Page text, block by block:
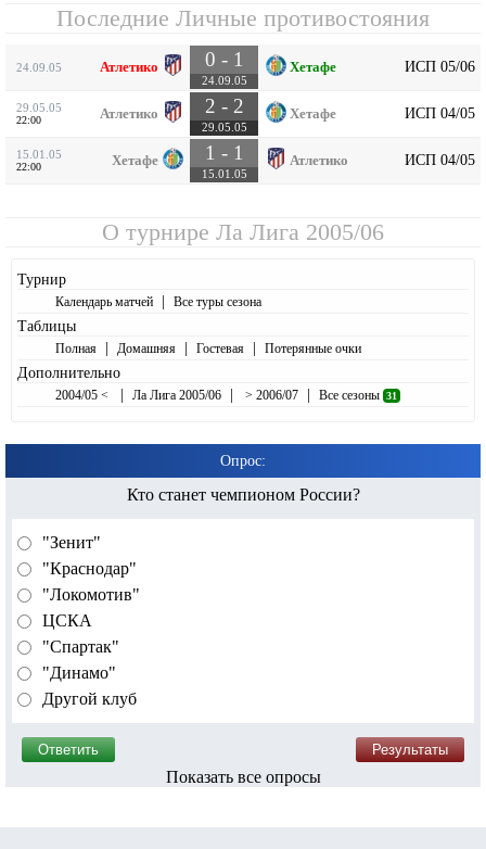
Последние Личные противостояния
24.09.05 Атлетико 0 - 1
24.09.05
Хетафе ИСП 05/06
29.05.05
22:00 Атлетико 2 - 2
29.05.05
Хетафе ИСП 04/05
15.01.05
22:00 Хетафе 1 - 1
15.01.05
Атлетико ИСП 04/05
О турнире Ла Лига 2005/06
Турнир
Календарь матчей | Все туры сезона
Таблицы
Полная | Домашняя | Гостевая | Потерянные очки
Дополнительно
2004/05 < | Ла Лига 2005/06 | > 2006/07 | Все сезоны 31
Опрос:
Кто станет чемпионом России?
"Зенит"
"Краснодар"
"Локомотив"
ЦСКА
"Спартак"
"Динамо"
Другой клуб
Показать все опросы